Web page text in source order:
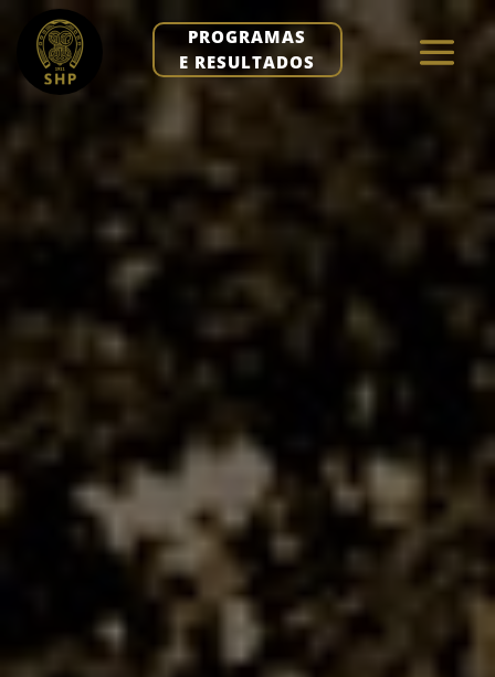
PROGRAMAS
E RESULTADOS